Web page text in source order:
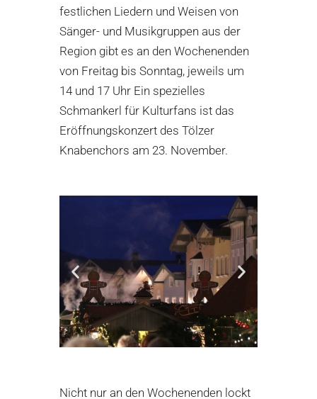
festlichen Liedern und Weisen von
Sänger- und Musikgruppen aus der
Region gibt es an den Wochenenden
von Freitag bis Sonntag, jeweils um
14 und 17 Uhr Ein spezielles
Schmankerl für Kulturfans ist das
Eröffnungskonzert des Tölzer
Knabenchors am 23. November.
Nicht nur an den Wochenenden lockt